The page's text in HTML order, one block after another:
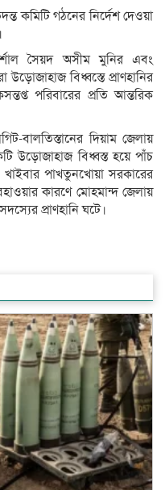
কমিটি গঠনের নির্দেশ দেওয়া
সৈয়দ অসীম মুনির এবং
উড়োজাহাজ বিধ্বস্তে প্রাণহানির
পরিবারের প্রতি আন্তরিক
বালতিস্তানের দিয়াম জেলায়
উড়োজাহাজ বিধ্বস্ত হয়ে পাঁচ
পাখতুনখোয়া সরকারের
কারণে মোহমান্দ জেলায়
প্রাণহানি ঘটে।